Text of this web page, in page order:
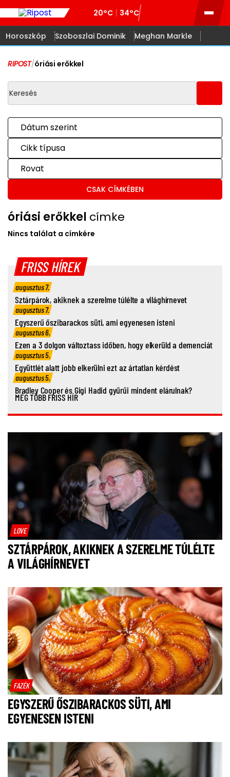
20°C 34°C
Horoszkóp Szoboszlai Dominik Meghan Markle
RIPOST/óriási erőkkel
Dátum szerint
Cikk típusa
Rovat
CSAK CÍMKÉBEN
óriási erőkkel címke
Nincs találat a címkére
FRISS HÍREK
augusztus 7.
Sztárpárok, akiknek a szerelme túlélte a világhírnevet
augusztus 7.
Egyszerű őszibarackos süti, ami egyenesen isteni
augusztus 6.
Ezen a 3 dolgon változtass időben, hogy elkerüld a demenciát
augusztus 5.
Együttlét alatt jobb elkerülni ezt az ártatlan kérdést
augusztus 5.
Bradley Cooper és Gigi Hadid gyűrűi mindent elárulnak?
MÉG TÖBB FRISS HÍR
LOVE
SZTÁRPÁROK, AKIKNEK A SZERELME TÚLÉLTE
A VILÁGHÍRNEVET
FAZÉK
EGYSZERŰ ŐSZIBARACKOS SÜTI, AMI
EGYENESEN ISTENI